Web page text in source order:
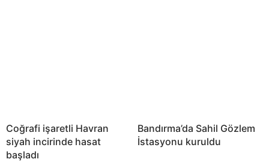
Coğrafi işaretli Havran
siyah incirinde hasat
başladı
Bandırma’da Sahil Gözlem
İstasyonu kuruldu